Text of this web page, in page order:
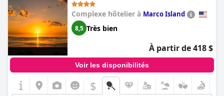
Complexe hôtelier à Marco Island
8,5 Très bien
À partir de 418 $
Voir les disponibilités
$